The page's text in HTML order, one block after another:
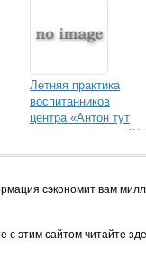
Летняя практика
воспитанников
центра «Антон тут
рядом» прошла в ЖК
сэкономит вам
с этим сайтом читайте